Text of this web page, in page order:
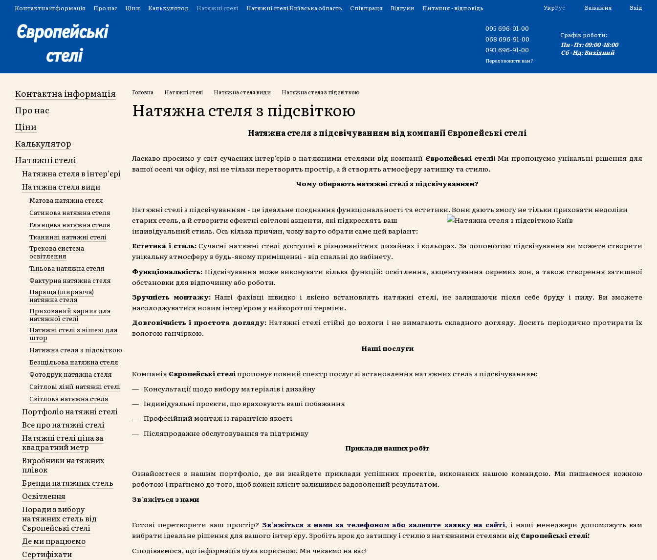
Перейти до основного контенту
Контактна інформація Про нас Ціни Калькулятор Натяжні стелі Натяжні стелі Київська область Співпраця Відгуки
Питання - відповідь
УкрРус Бажання Вхід
095 696-91-00
068 696-91-00
093 696-91-00
Передзвонити вам?
Графік роботи:
Пн - Пт: 09:00 -18:00
Сб - Нд: Вихідний
Головна Натяжні стелі Натяжна стеля види Натяжна стеля з підсвіткою
Натяжна стеля з підсвіткою
Натяжна стеля з підсвічуванням від компанії Європейські стелі
Ласкаво просимо у світ сучасних інтер'єрів з натяжними стелями від компанії Європейські стелі! Ми пропонуємо унікальні рішення для
вашої оселі чи офісу, які не тільки перетворять простір, а й створять атмосферу затишку та стилю.
Чому обирають натяжні стелі з підсвічуванням?
Натяжні стелі з підсвічуванням - це ідеальне поєднання функціональності та естетики. Вони дають змогу не тільки приховати недоліки
старих стель, а й створити ефектні світлові акценти, які підкреслять ваш
індивідуальний стиль. Ось кілька причин, чому варто обрати саме цей варіант:
Естетика і стиль:Сучасні натяжні стелі доступні в різноманітних дизайнах і кольорах. За допомогою підсвічування ви можете створити
унікальну атмосферу в будь-якому приміщенні - від спальні до кабінету.
Функціональність:Підсвічування може виконувати кілька функцій: освітлення, акцентування окремих зон, а також створення затишної
обстановки для відпочинку або роботи.
Зручність монтажу: Наші фахівці швидко і якісно встановлять натяжні стелі, не залишаючи після себе бруду і пилу. Ви зможете
насолоджуватися новим інтер'єром у найкоротші терміни.
Довговічність і простота догляду: Натяжні стелі стійкі до вологи і не вимагають складного догляду. Досить періодично протирати їх
вологою ганчіркою.
Наші послуги
Компанія Європейські стеліпропонує повний спектр послуг зі встановлення натяжних стель з підсвічуванням:
Консультації щодо вибору матеріалів і дизайну
Індивідуальні проєкти, що враховують ваші побажання
Професійний монтаж із гарантією якості
Післяпродажне обслуговування та підтримку
Приклади наших робіт
Ознайомтеся з нашим портфоліо, де ви знайдете приклади успішних проєктів, виконаних нашою командою. Ми пишаємося кожною
роботою і прагнемо до того, щоб кожен клієнт залишився задоволений результатом.
Зв'яжіться з нами
Готові перетворити ваш простір? Зв'яжіться з нами за телефоном або залиште заявку на сайті, і наші менеджери допоможуть вам
вибрати ідеальне рішення для вашого інтер'єру. Зробіть крок до затишку і стилю з натяжними стелями від Європейські стелі!
Сподіваємося, що інформація була корисною. Ми чекаємо на вас!
Контактна інформація
Про нас
Ціни
Калькулятор
Натяжні стелі
Натяжна стеля в інтер'єрі
Натяжна стеля види
Матова натяжна стеля
Сатинова натяжна стеля
Глянцева натяжна стеля
Тканинні натяжні стелі
Трекова система
освітлення
Тіньова натяжна стеля
Фактурна натяжна стеля
Паряща (ширяюча)
натяжна стеля
Прихований карниз для
натяжної стелі
Натяжні стелі з нішею для
штор
Натяжна стеля з підсвіткою
Безщільова натяжна стеля
Фотодрук натяжна стеля
Світлові лінії натяжні стелі
Світлова натяжна стеля
Портфоліо натяжні стелі
Все про натяжні стелі
Натяжні стелі ціна за
квадратний метр
Виробники натяжних
плівок
Бренди натяжних стель
Освітлення
Поради з вибору
натяжних стель від
Європейські стелі
Де ми працюємо
Сертифікати